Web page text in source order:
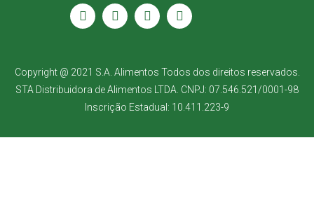
Copyright @ 2021 S.A. Alimentos Todos dos direitos reservados.
STA Distribuidora de Alimentos LTDA. CNPJ: 07.546.521/0001-98
Inscrição Estadual: 10.411.223-9